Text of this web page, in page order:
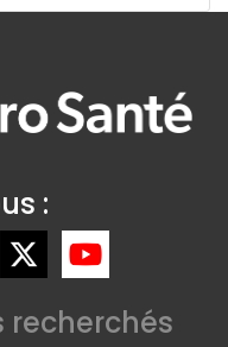
:
recherchés